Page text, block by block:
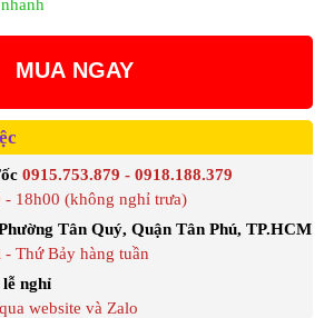
MUA NGAY
0915.753.879 - 0918.188.379
- 18h00 (không nghỉ trưa)
Tân Quý, Quận Tân Phú, TP.HCM
Thứ Bảy hàng tuần
nghỉ
website và Zalo